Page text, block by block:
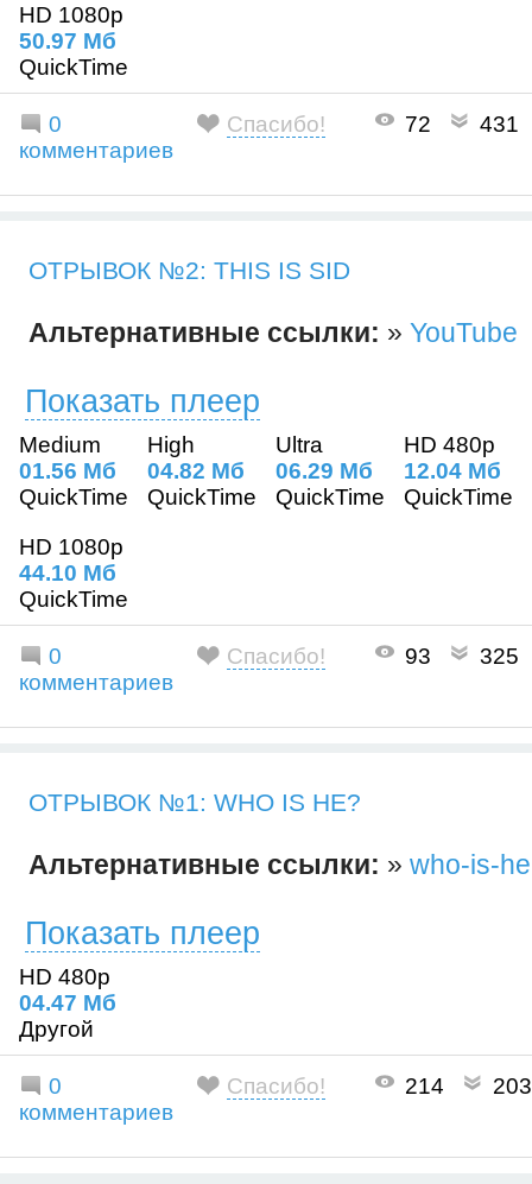
HD 1080p
50.97 Mб
QuickTime
0
комментариев
Спасибо! 72 431
ОТРЫВОК №2: THIS IS SID
Альтернативные ссылки: » YouTube
Показать плеер
Medium
01.56 Mб
QuickTime
High
04.82 Mб
QuickTime
Ultra
06.29 Mб
QuickTime
HD 480p
12.04 Mб
QuickTime
HD 1080p
44.10 Mб
QuickTime
0
комментариев
Спасибо! 93 325
ОТРЫВОК №1: WHO IS HE?
Альтернативные ссылки: » who-is-
Показать плеер
HD 480p
04.47 Mб
Другой
0
комментариев
Спасибо! 214 203